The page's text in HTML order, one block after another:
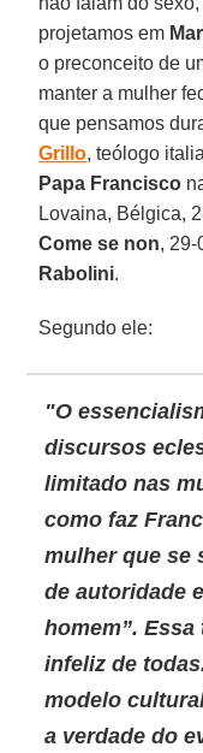
projetamos em
o preconceito de
manter a mulher
que pensamos
Grillo, teólogo
Papa Francisco
Lovaina, Bélgica,
Come se non, 29-
Rabolini.
Segundo ele:
"O
discursos
limitado nas
como faz
mulher que se
de autoridade
homem”.
infeliz de
modelo
a verdade do